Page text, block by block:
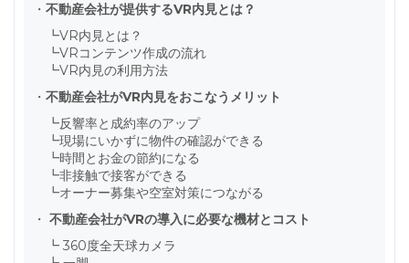
・ 不動産会社が提供するVR内見とは？
┗VR内見とは？
┗VRコンテンツ作成の流れ
┗VR内見の利用方法
・ 不動産会社がVR内見をおこなうメリット
┗反響率と成約率のアップ
┗現場にいかずに物件の確認ができる
┗時間とお金の節約になる
┗非接触で接客ができる
┗オーナー募集や空室対策につながる
・ 不動産会社がVRの導入に必要な機材とコスト
┗ 360度全天球カメラ